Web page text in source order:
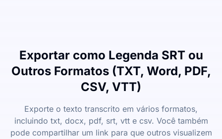
Exportar como Legenda SRT ou
Outros Formatos (TXT, Word, PDF,
CSV, VTT)
Exporte o texto transcrito em vários formatos,
incluindo txt, docx, pdf, srt, vtt e csv. Você também
pode compartilhar um link para que outros visualizem